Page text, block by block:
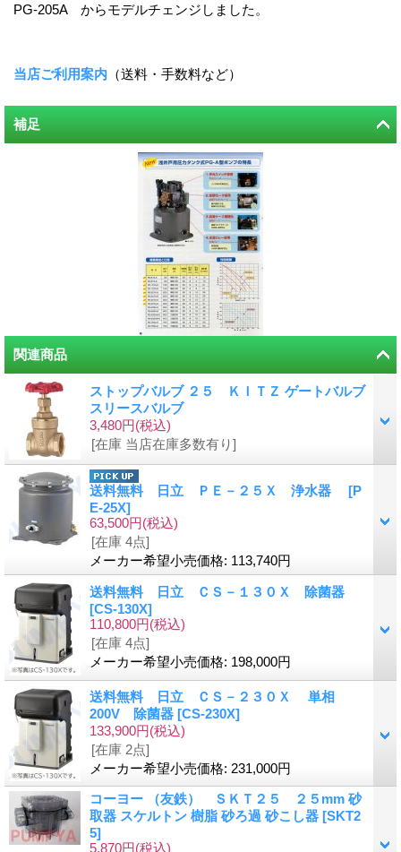
PG-205A からモデルチェンジしました。
当店ご利用案内 （送料・手数料など）
補足
関連商品
ストップバルブ ２５ ＫＩＴＺ ゲートバルブ
スリースバルブ
3,480円(税込)
[在庫 当店在庫多数有り]
送料無料 日立 ＰＥ－２５Ｘ 浄水器 [P
E-25X]
63,500円(税込)
[在庫 4点]
メーカー希望小売価格: 113,740円
送料無料 日立 ＣＳ－１３０Ｘ 除菌器
[CS-130X]
110,800円(税込)
[在庫 4点]
メーカー希望小売価格: 198,000円
送料無料 日立 ＣＳ－２３０Ｘ 単相
200V 除菌器 [CS-230X]
133,900円(税込)
[在庫 2点]
メーカー希望小売価格: 231,000円
コーヨー （友鉄） ＳＫＴ２５ ２５mm 砂
取器 スケルトン 樹脂 砂ろ過 砂こし器 [SKT2
5]
5,870円(税込)